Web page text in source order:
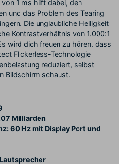
1 ms hilft dabei, den
und das Problem des Tearing
Die unglaubliche Helligkeit
Kontrastverhältnis von 1.000:1
wird dich freuen zu hören, dass
Flickerless-Technologie
reduziert, selbst
Bildschirm schaust.
Milliarden
60 Hz mit Display Port und